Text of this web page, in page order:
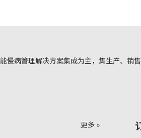
病管理解决方案集成为主，集生产、销
更多 »